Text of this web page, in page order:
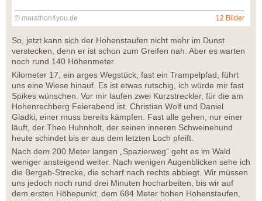
© marathon4you.de 12 Bilder
So, jetzt kann sich der Hohenstaufen nicht mehr im Dunst
verstecken, denn er ist schon zum Greifen nah. Aber es warten
noch rund 140 Höhenmeter.
Kilometer 17, ein arges Wegstück, fast ein Trampelpfad, führt
uns eine Wiese hinauf. Es ist etwas rutschig, ich würde mir fast
Spikes wünschen. Vor mir laufen zwei Kurzstreckler, für die am
Hohenrechberg Feierabend ist. Christian Wolf und Daniel
Gladki, einer muss bereits kämpfen. Fast alle gehen, nur einer
läuft, der Theo Huhnholt, der seinen inneren Schweinehund
heute schindet bis er aus dem letzten Loch pfeift.
Nach dem 200 Meter langen „Spazierweg“ geht es im Wald
weniger ansteigend weiter. Nach wenigen Augenblicken sehe ich
die Bergab-Strecke, die scharf nach rechts abbiegt. Wir müssen
uns jedoch noch rund drei Minuten hocharbeiten, bis wir auf
dem ersten Höhepunkt, dem 684 Meter hohen Hohenstaufen,